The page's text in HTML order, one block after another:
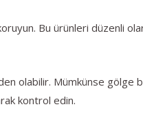
Bu ürünleri düzenli
olabilir. Mümkünse
kontrol edin.